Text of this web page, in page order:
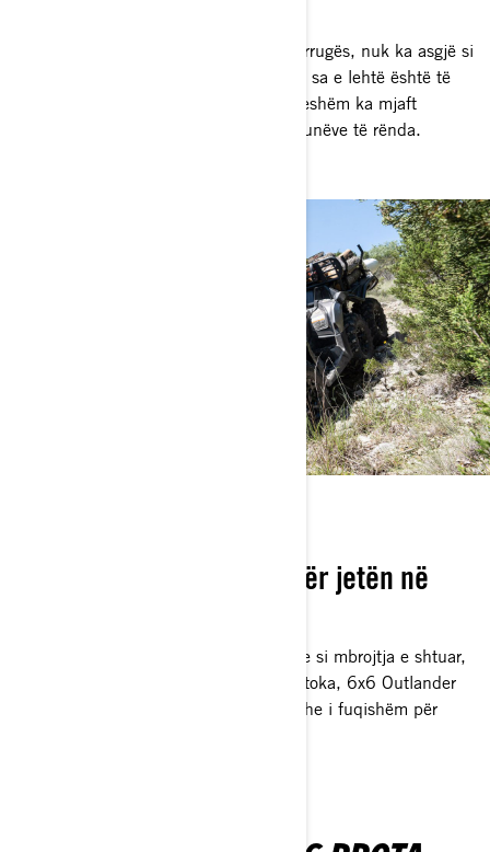
Për terrenin sfidues dhe punën jashtë rrugës, nuk ka asgjë si
tërheqja shtesë nga një 6x6. Shihni se sa e lehtë është të
kryeni punën kur automjeti juaj i besueshëm ka mjaft
tërheqje për të bërë punë të lehta të punëve të rënda.
ATV-të 6x6 të ndërtuara për jetën në
Mos u tërhiqni nga sfidat! Falë veçorive si mbrojtja e shtuar,
një çikrik dhe hapësira më e lartë nga toka, 6x6 Outlander
është një shoqërues i shpejtë, efikas dhe i fuqishëm për